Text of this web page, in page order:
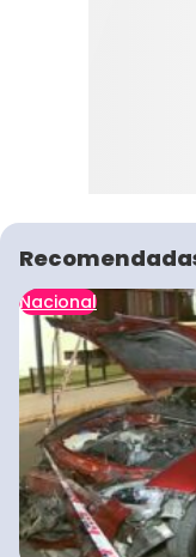
Nacional